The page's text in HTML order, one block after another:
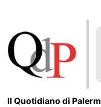
Il Quotidiano di